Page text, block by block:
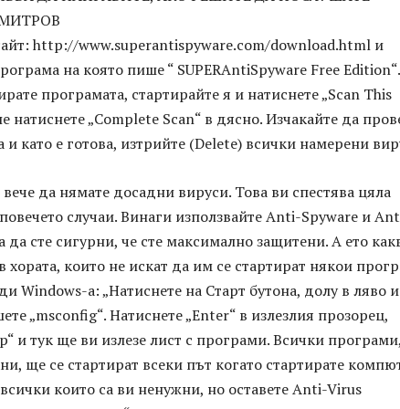
http://www.superantispyware.com/download.html и
на която пише “ SUPERAntiSpyware Free Edition“.
програмата, стартирайте я и натиснете „Scan This
натиснете „Complete Scan“ в дясно. Изчакайте да
и като е готова, изтрийте (Delete) всички намерени
да нямате досадни вируси. Това ви спестява цяла
случаи. Винаги използвайте Anti-Spyware и
да сте сигурни, че сте максимално защитени. А ето
хората, които не искат да им се стартират някои
Windows-a: „Натиснете на Старт бутона, долу в ляво
„msconfig“. Натиснете „Enter“ в излезлия прозорец,
и тук ще ви излезе лист с програми. Всички програми,
ще се стартират всеки път когато стартирате
които са ви ненужни, но оставете Anti-Virus